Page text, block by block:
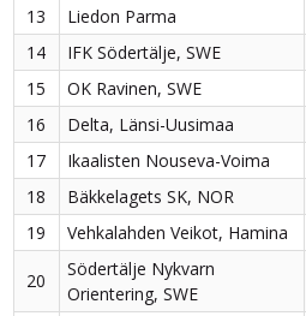
13
Liedon Parma
14
IFK Södertälje, SWE
15
OK Ravinen, SWE
16
Delta, Länsi-Uusimaa
17
Ikaalisten Nouseva-Voima
18
Bäkkelagets SK, NOR
19
Vehkalahden Veikot, Hamina
20
Södertälje Nykvarn
Orientering, SWE